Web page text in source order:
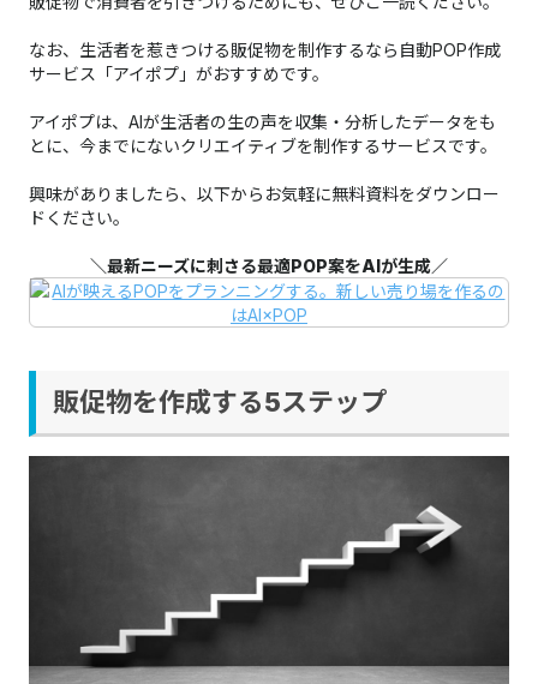
なお、生活者を惹きつける販促物を制作するなら自動POP作成
サービス「アイポプ」がおすすめです。
アイポプは、AIが生活者の生の声を収集・分析したデータをも
とに、今までにないクリエイティブを制作するサービスです。
興味がありましたら、以下からお気軽に無料資料をダウンロー
ドください。
＼最新ニーズに刺さる最適POP案をAIが生成／
販促物を作成する5ステップ